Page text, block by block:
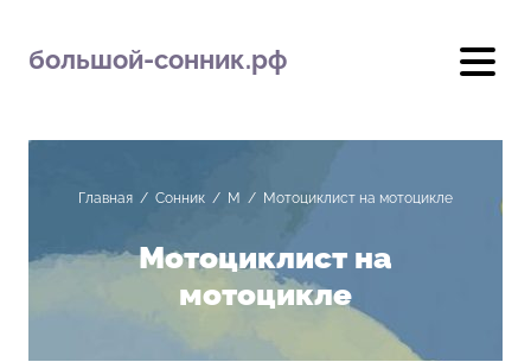
большой-сонник.рф
Главная / Сонник / М / Мотоциклист на мотоцикле
Мотоциклист на
мотоцикле